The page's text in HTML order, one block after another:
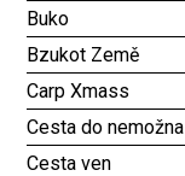
Buko
Bzukot Země
Carp Xmass
Cesta do nemožna
Cesta ven